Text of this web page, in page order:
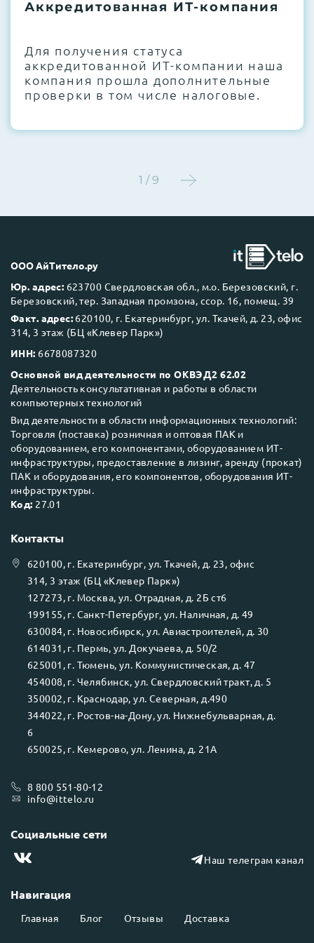
термоинтерфейсов, замена батареек
Этап 4:Стресс-тестирование под 100%
нагрузкой в течение 72 часов для
проверки стабильности всех подсистем
Next Business Day (NBD)
Аккредитованная ИТ-компания
Для получения статуса
аккредитованной ИТ-компании наша
компания прошла дополнительные
проверки в том числе налоговые.
1 / 9
ООО АйТитело.ру
Юр. адрес: 623700 Свердловская обл., м.о. Березовский, г.
Березовский, тер. Западная промзона, ссор. 16, помещ. 39
Факт. адрес: 620100, г. Екатеринбург, ул. Ткачей, д. 23, офис
314, 3 этаж (БЦ «Клевер Парк»)
ИНН: 6678087320
Основной вид деятельности по ОКВЭД2 62.02
Деятельность консультативная и работы в области
компьютерных технологий
Вид деятельности в области информационных технологий:
Торговля (поставка) розничная и оптовая ПАК и
оборудованием, его компонентами, оборудованием ИТ-
инфраструктуры, предоставление в лизинг, аренду (прокат)
ПАК и оборудования, его компонентов, оборудования ИТ-
инфраструктуры.
Код: 27.01
Навигация
Главная Блог Отзывы Доставка
Контакты
620100, г. Екатеринбург, ул.Ткачей, д. 23, офис
314, 3 этаж (БЦ «Клевер Парк»)
127273, г. Москва, ул. Отрадная, д. 2Б ст6
199155, г. Санкт-Петербург, ул. Наличная, д. 49
630084, г. Новосибирск, ул. Авиастроителей, д. 30
614031 , г. Пермь, ул. Докучаева, д. 50/2
625001 , г. Тюмень, ул. Коммунистическая, д. 47
454008, г. Челябинск, ул. Свердловский тракт, д. 5
350002, г. Краснодар, ул. Северная, д.490
344022, г. Ростов-на-Дону, ул. Нижнебульварная, д.
6
650025, г. Кемерово, ул. Ленина, д. 21А
8 800 551-80-12
info@ittelo.ru
Социальные сети
Наш телеграм канал